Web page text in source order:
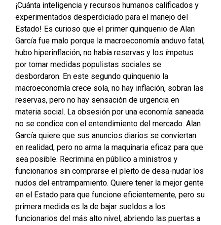
¡Cuánta inteligencia y recursos humanos calificados y
experimentados desperdiciado para el manejo del
Estado! Es curioso que el primer quinquenio de Alan
García fue malo porque la macroeconomía anduvo fatal,
hubo hiperinflación, no había reservas y los ímpetus
por tomar medidas populistas sociales se
desbordaron. En este segundo quinquenio la
macroeconomía crece sola, no hay inflación, sobran las
reservas, pero no hay sensación de urgencia en
materia social. La obsesión por una economía saneada
no se condice con el entendimiento del mercado. Alan
García quiere que sus anuncios diarios se conviertan
en realidad, pero no arma la maquinaria eficaz para que
sea posible. Recrimina en público a ministros y
funcionarios sin comprarse el pleito de desa-nudar los
nudos del entrampamiento. Quiere tener la mejor gente
en el Estado para que funcione eficientemente, pero su
primera medida es la de bajar sueldos a los
funcionarios del más alto nivel, abriendo las puertas a